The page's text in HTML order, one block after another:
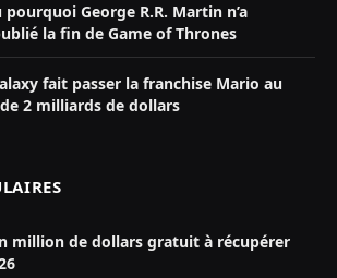
George R.R. Martin n’a
la fin de Game of Thrones
fait passer la franchise Mario au
2 milliards de dollars
million de dollars gratuit à récupérer